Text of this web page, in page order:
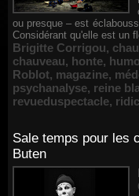
ou presque – est
Considérant qu'elle est un
Brigitte Corrigou,
chauveau, honte,
Roblot, magazine,
psychanalyse, reine
revueduspectacle,
Sale temps pour les
Buten